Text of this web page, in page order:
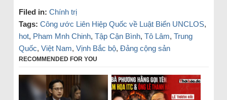
Filed in: Chính trị
Tags: Công ước Liên Hiệp Quốc về Luật Biển UNCLOS,
hot, Pham Mnh Chinh, Tập Cận Bình, Tô Lâm, Trung
Quốc, Việt Nam, Vịnh Bắc bộ, Đảng cộng sản
RECOMMENDED FOR YOU